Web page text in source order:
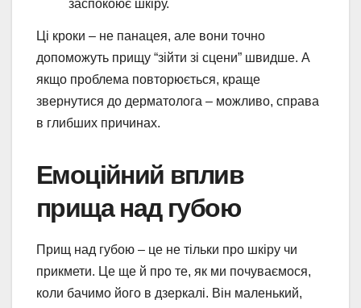
заспокоює шкіру.
Ці кроки – не панацея, але вони точно
допоможуть прищу “зійти зі сцени” швидше. А
якщо проблема повторюється, краще
звернутися до дерматолога – можливо, справа
в глибших причинах.
Емоційний вплив
прища над губою
Прищ над губою – це не тільки про шкіру чи
прикмети. Це ще й про те, як ми почуваємося,
коли бачимо його в дзеркалі. Він маленький,